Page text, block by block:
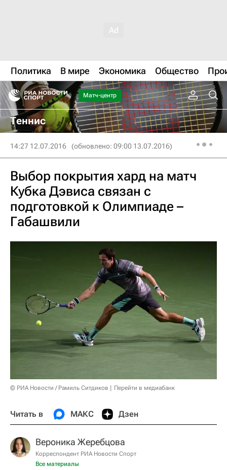
Политика В мире Экономика Общество
Матч-центр
Теннис
14:27 12.07.2016 (обновлено: 09:00 13.07.2016)
Выбор покрытия хард на матч
Кубка Дэвиса связан с
подготовкой к Олимпиаде –
Габашвили
© РИА Новости / Рамиль Ситдиков Перейти в медиабанк
Читать в МАКС Дзен
Вероника Жеребцова
Корреспондент РИА Новости Спорт
Все материалы